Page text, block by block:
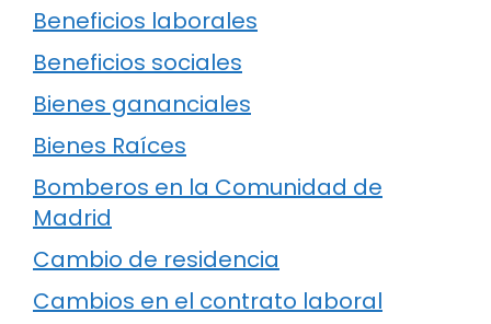
Beneficios laborales
Beneficios sociales
Bienes gananciales
Bienes Raíces
Bomberos en la Comunidad de
Madrid
Cambio de residencia
Cambios en el contrato laboral